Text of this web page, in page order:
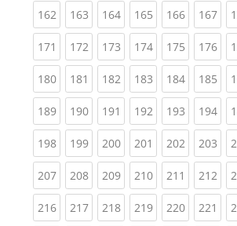
162(current)
163(current)
164(current)
165(current)
166(current)
167
171 (current)
172(current)
173(current)
174(current)
175(current)
176
180(current)
181 (current)
182(current)
183(current)
184(current)
185
189(current)
190(current)
191 (current)
192(current)
193(current)
194
198(current)
199(current)
200(current)
201 (current)
202(current)
203
207(current)
208(current)
209(current)
210(current)
211 (current)
212
216(current)
217(current)
218(current)
219(current)
220(current)
221